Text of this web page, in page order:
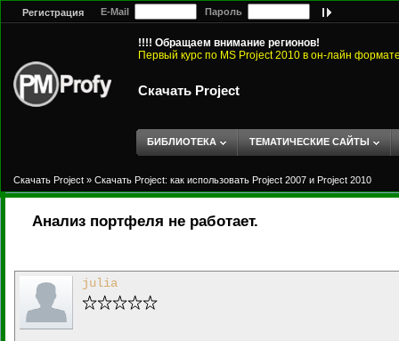
Регистрация E-Mail Пароль
!!!! Обращаем внимание регионов!
Первый курс по MS Project 2010 в он-лайн
Скачать Project
БИБЛИОТЕКА ТЕМАТИЧЕСКИЕ САЙТЫ
Скачать Project » Скачать Project: как использовать Project 2007 и Project 2010
Анализ портфеля не работает.
julia